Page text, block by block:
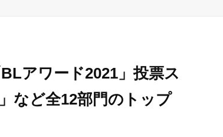
アワード2021」投票ス
など全12部門のトップ